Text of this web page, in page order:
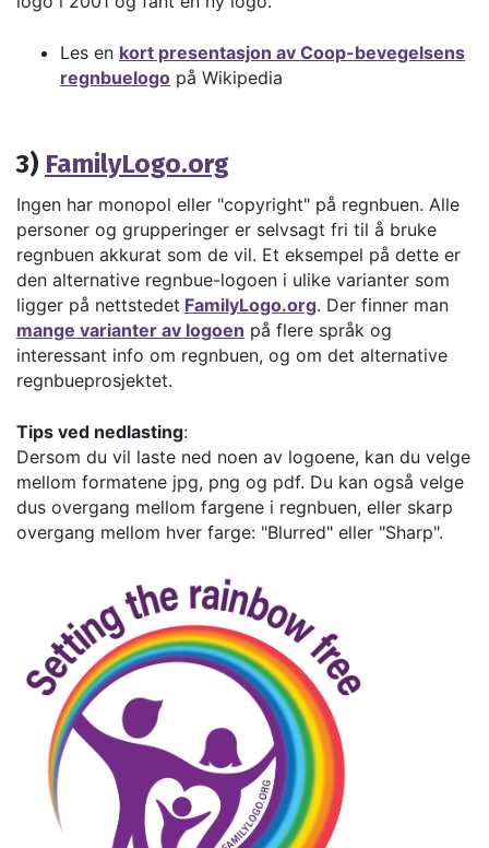
Les en kort presentasjon av Coop-bevegelsens
regnbuelogo på Wikipedia
3) FamilyLogo.org
Ingen har monopol eller "copyright" på regnbuen. Alle
personer og grupperinger er selvsagt fri til å bruke
regnbuen akkurat som de vil. Et eksempel på dette er
den alternative regnbue-logoen i ulike varianter som
ligger på nettstedet FamilyLogo.org. Der finner man
mange varianter av logoen på flere språk og
interessant info om regnbuen, og om det alternative
regnbueprosjektet.
Tips ved nedlasting:
Dersom du vil laste ned noen av logoene, kan du velge
mellom formatene jpg, png og pdf. Du kan også velge
dus overgang mellom fargene i regnbuen, eller skarp
overgang mellom hver farge: "Blurred" eller "Sharp".